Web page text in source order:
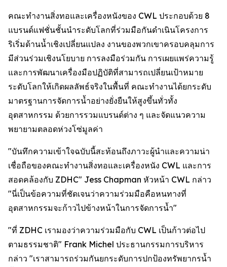
คณะทำงานสิ่งทอและเครื่องหนังของ CWL ประกอบด้วย 8
แบรนด์แฟชั่นชั้นนำระดับโลกที่ร่วมมือกันดำเนินโครงการ
ริเริ่มด้านน้ำเชิงเปลี่ยนแปลง งานของพวกเขาครอบคลุมการ
มีส่วนร่วมเชิงนโยบาย การลงมือร่วมกัน การเผยแพร่ความรู้
และการพัฒนาเครื่องมือปฏิบัติที่สามารถเปลี่ยนเป้าหมาย
ระดับโลกให้เกิดผลลัพธ์จริงในพื้นที่ คณะทำงานได้ยกระดับ
มาตรฐานการจัดการน้ำอย่างยั่งยืนให้สูงขึ้นทั่วทั้ง
อุตสาหกรรม ด้วยการรวมแบรนด์ต่าง ๆ และจัดแนวความ
พยายามตลอดห่วงโซ่มูลค่า
"บันทึกความเข้าใจฉบับนี้สะท้อนถึงภาวะผู้นำและความน่า
เชื่อถือของคณะทำงานสิ่งทอและเครื่องหนัง CWL และการ
สอดคล้องกับ ZDHC" Jess Chapman หัวหน้า CWL กล่าว
"นี่เป็นข้อความที่ชัดเจนว่าความร่วมมือคือหนทางที่
อุตสาหกรรมจะก้าวไปข้างหน้าในการจัดการน้ำ"
"ที่ ZDHC เรามองว่าความร่วมมือกับ CWL เป็นก้าวต่อไป
ตามธรรมชาติ" Frank Michel ประธานกรรมการบริหาร
กล่าว "เราสามารถร่วมกันยกระดับการปกป้องทรัพยากรน้ำ